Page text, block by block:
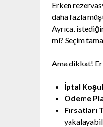
Erken
daha fazla
Ayrıca,
mi? Seçim
Ama dikkat!
İptal
Ödeme
Fırsatları